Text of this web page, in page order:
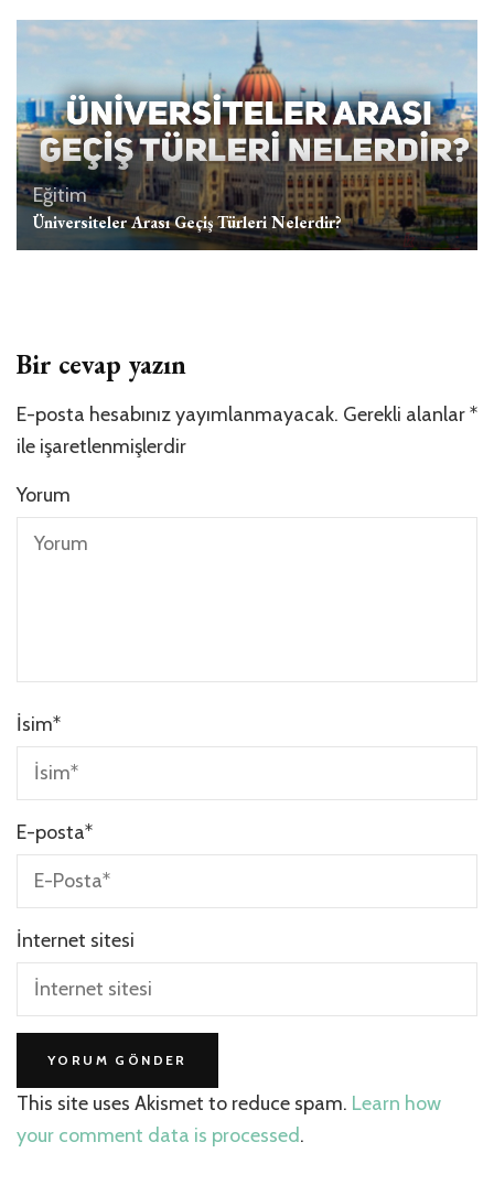
Eğitim
Üniversiteler Arası Geçiş Türleri Nelerdir?
Bir cevap yazın
E-posta hesabınız yayımlanmayacak. Gerekli alanlar*
ile işaretlenmişlerdir
Yorum
İsim*
E-posta*
İnternet sitesi
This site uses Akismet to reduce spam. Learn how
your comment data is processed.